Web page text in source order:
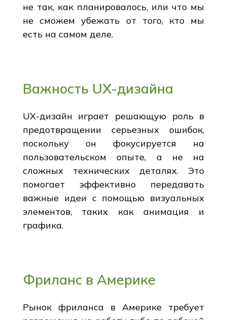
не так, как планировалось, или что мы
не сможем убежать от того, кто мы
есть на самом деле.
Важность UX-дизайна
UX-дизайн играет решающую роль в
предотвращении серьезных ошибок,
поскольку он фокусируется на
пользовательском опыте, а не на
сложных технических деталях. Это
помогает эффективно передавать
важные идеи с помощью визуальных
элементов, таких как анимация и
графика.
Фриланс в Америке
Рынок фриланса в Америке требует